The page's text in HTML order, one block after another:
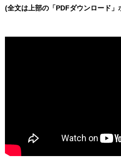
(全文は上部の「PDFダウンロード